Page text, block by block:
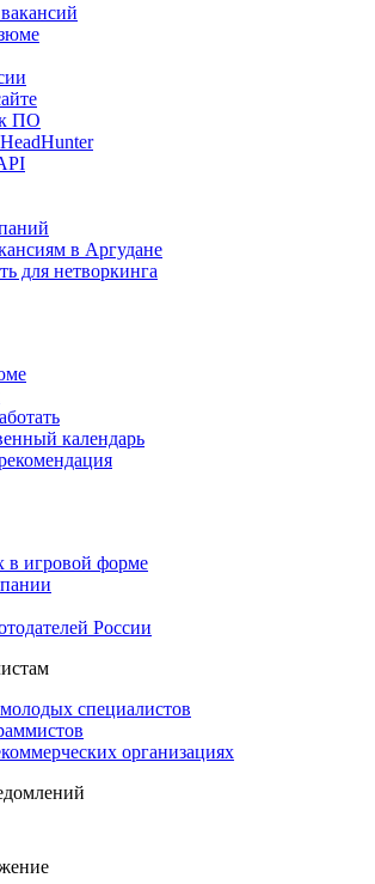
к ПО
в Аргудане
для нетворкинга
календарь
в игровой форме
России
специалистов
организациях